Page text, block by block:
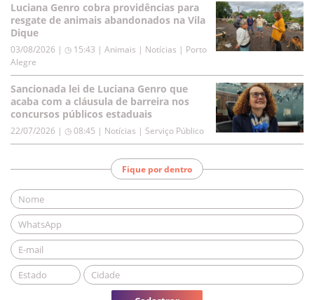
Luciana Genro cobra providências para
resgate de animais abandonados na Vila
Dique
03/08/2026 | ◷ 15:43 | Animais | Notícias | Porto
Alegre
Sancionada lei de Luciana Genro que
acaba com a cláusula de barreira nos
concursos públicos estaduais
22/07/2026 | ◷ 08:45 | Notícias | Serviço Público
Fique por dentro